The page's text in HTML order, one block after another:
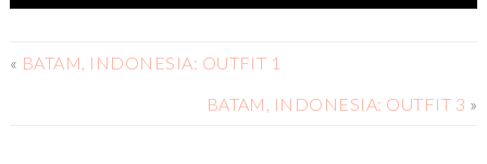
« BATAM, INDONESIA: OUTFIT 1
BATAM, INDONESIA: OUTFIT 3 »